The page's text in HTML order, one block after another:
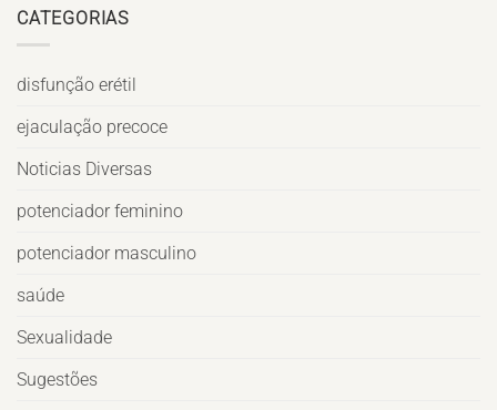
CATEGORIAS
disfunção erétil
ejaculação precoce
Noticias Diversas
potenciador feminino
potenciador masculino
saúde
Sexualidade
Sugestões